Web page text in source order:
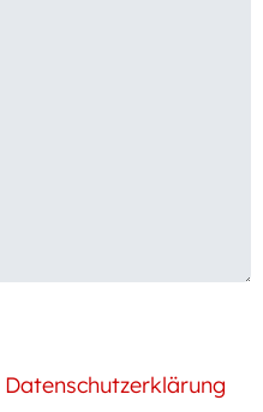
Datenschutzerklärung